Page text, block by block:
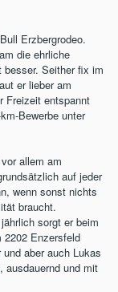
Erzbergrodeo.
die ehrliche
Seither fix im
er lieber am
Freizeit entspannt
Bewerbe unter
allem am
auf jeder
wenn sonst nichts
braucht.
sorgt er beim
2202 Enzersfeld
aber auch Lukas
ausdauernd und mit